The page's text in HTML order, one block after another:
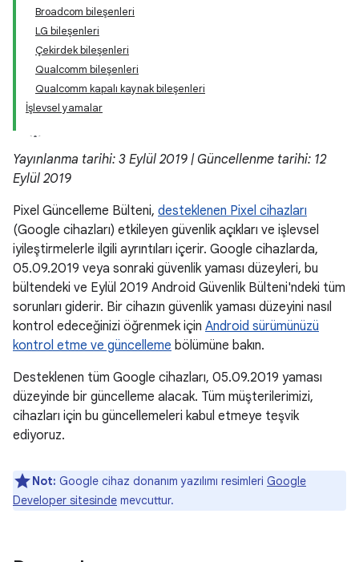
Broadcom bileşenleri
LG bileşenleri
Çekirdek bileşenleri
Qualcomm bileşenleri
Qualcomm kapalı kaynak bileşenleri
İşlevsel yamalar
Yayınlanma tarihi: 3 Eylül 2019 | Güncellenme tarihi: 12
Eylül 2019
Pixel Güncelleme Bülteni, desteklenen Pixel cihazları
(Google cihazları) etkileyen güvenlik açıkları ve işlevsel
iyileştirmelerle ilgili ayrıntıları içerir. Google cihazlarda,
05.09.2019 veya sonraki güvenlik yaması düzeyleri, bu
bültendeki ve Eylül 2019 Android Güvenlik Bülteni'ndeki tüm
sorunları giderir. Bir cihazın güvenlik yaması düzeyini nasıl
kontrol edeceğinizi öğrenmek için Android sürümünüzü
kontrol etme ve güncelleme bölümüne bakın.
Desteklenen tüm Google cihazları, 05.09.2019 yaması
düzeyinde bir güncelleme alacak. Tüm müşterilerimizi,
cihazları için bu güncellemeleri kabul etmeye teşvik
ediyoruz.
Not: Google cihaz donanım yazılımı resimleri Google
Developer sitesinde mevcuttur.